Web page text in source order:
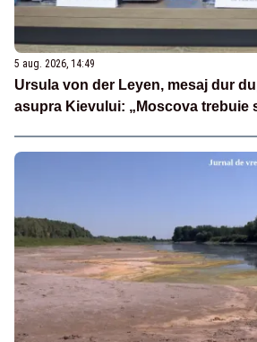
5 aug. 2026, 14:49
Ursula von der Leyen, mesaj dur
asupra Kievului: „Moscova trebuie